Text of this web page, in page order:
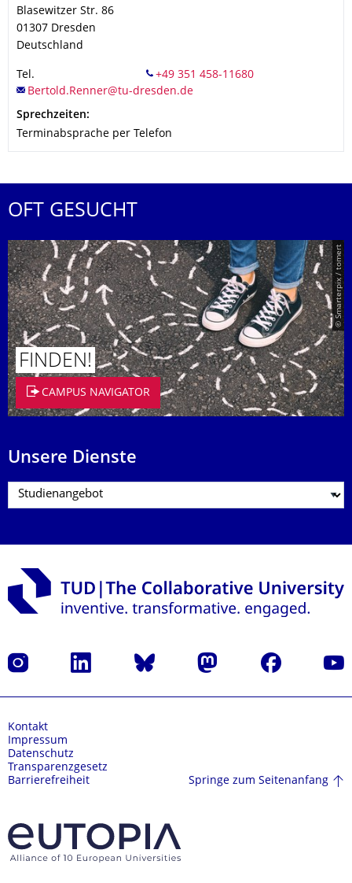
Blasewitzer Str. 86
01307 Dresden
Deutschland
Tel.
Sprechzeiten:
Terminabsprache per Telefon
OFT GESUCHT
© Smarterpix / tomert
FINDEN!
CAMPUS NAVIGATOR
Unsere Dienste
Instagram LinkedIn Bluesky Mastodon Facebook
Kontakt
Impressum
Datenschutz
Transparenzgesetz
Barrierefreiheit
Springe zum Seitenanfang